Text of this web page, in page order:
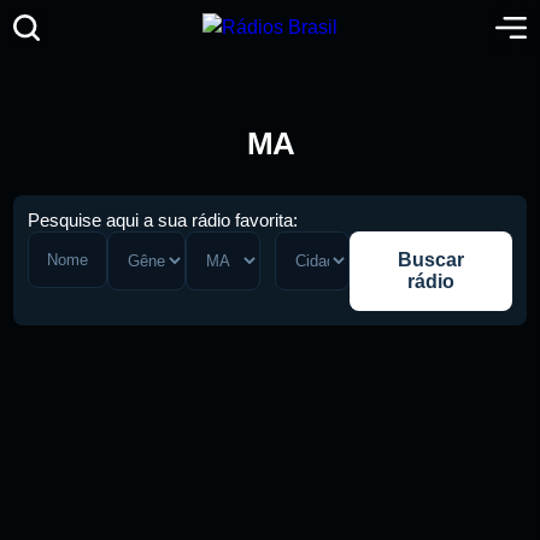
MA
Pesquise aqui a sua rádio favorita:
Buscar
rádio